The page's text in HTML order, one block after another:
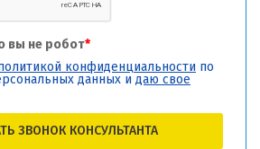
вы не робот*
конфиденциальности по
данных и даю свое
ЗВОНОК КОНСУЛЬТАНТА